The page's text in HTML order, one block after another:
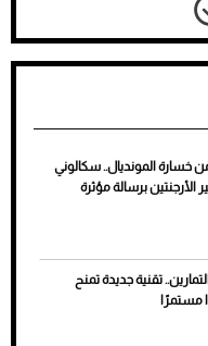
الوقوف.. أشهر
خسارة المونديال.. سكالوني
الأرجنتين برسالة مؤثرة
تقنية جديدة تمنح
مستمرًا